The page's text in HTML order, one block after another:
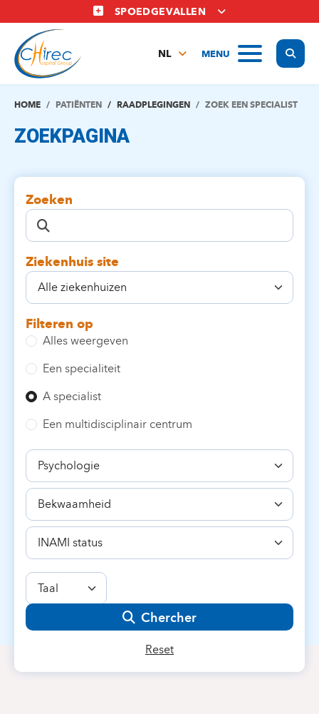
en
naar
inhoud
gaan
SPOEDGEVALLEN
MENU
NL
EN
HOME PATIËNTEN RAADPLEGINGEN ZOEK EEN SPECIALIST
ZOEKPAGINA
Zoeken
Ziekenhuis site
Filteren op
Alles weergeven
Een specialiteit
A specialist
Een multidisciplinair centrum
Specialiteit
Bekwaamheid
INAMI
status
Taal
Chercher
Reset